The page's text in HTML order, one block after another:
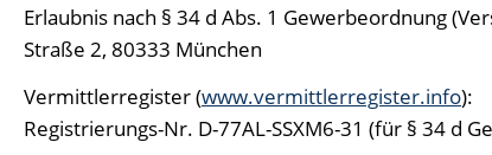
Erlaubnis nach § 34 d Abs. 1 Gewerbeordnung
Straße 2, 80333 München
Vermittlerregister (www.vermittlerregister.info):
Registrierungs-Nr. D-77AL-SSXM6-31 (für § 34 d